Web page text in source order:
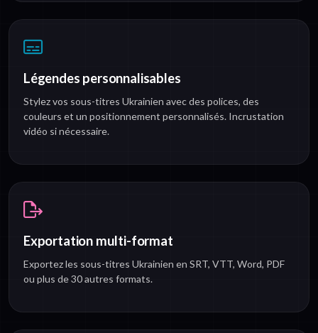
Légendes personnalisables
Stylez vos sous-titres Ukrainien avec des polices, des
couleurs et un positionnement personnalisés. Incrustation
vidéo si nécessaire.
Exportation multi-format
Exportez les sous-titres Ukrainien en SRT, VTT, Word, PDF
ou plus de 30 autres formats.